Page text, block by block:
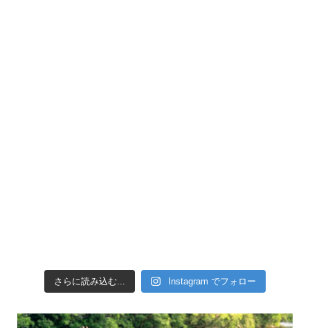
さらに読み込む... Instagram でフォロー